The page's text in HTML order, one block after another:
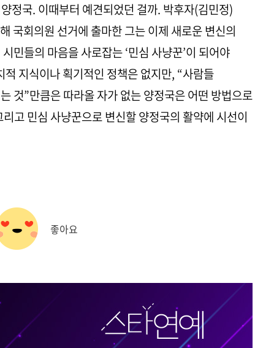
정국. 이때부터 예견되었던 걸까. 박후자(김민정)
국회의원 선거에 출마한 그는 이제 새로운 변신의
민들의 마음을 사로잡는 ‘민심 사냥꾼’이 되어야
지식이나 획기적인 정책은 없지만, “사람들
것”만큼은 따라올 자가 없는 양정국은 어떤 방법으로
고 민심 사냥꾼으로 변신할 양정국의 활약에 시선이
좋아요